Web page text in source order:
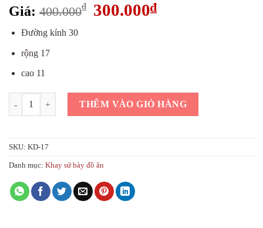
Giá: 400.000₫
Giá
300.000₫Giá
Đường kính 30
rộng 17
cao 11
Bát đựng gà cúng gốm sứ màu trắng số lượng
THÊM VÀO GIỎ HÀNG
SKU: KD-17
Danh mục: Khay sứ bày đồ ăn